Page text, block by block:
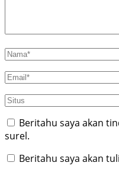
Beritahu saya akan
surel.
Beritahu saya akan